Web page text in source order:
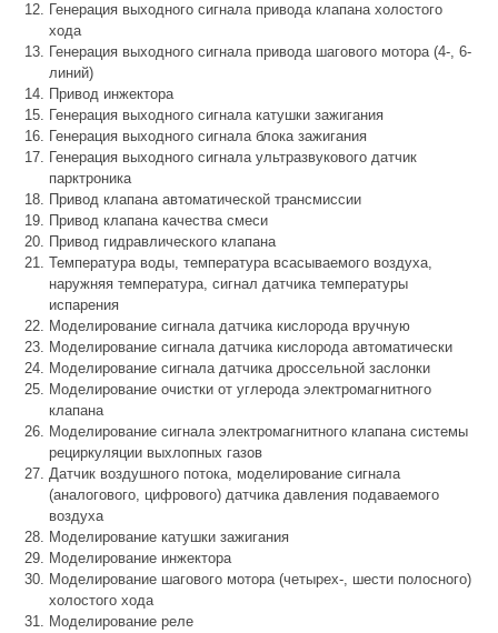
Генерация выходного сигнала привода клапана холостого
хода
Генерация выходного сигнала привода шагового мотора (4-, 6-
линий)
Привод инжектора
Генерация выходного сигнала катушки зажигания
Генерация выходного сигнала блока зажигания
Генерация выходного сигнала ультразвукового датчик
парктроника
Привод клапана автоматической трансмиссии
Привод клапана качества смеси
Привод гидравлического клапана
Температура воды, температура всасываемого воздуха,
наружняя температура, сигнал датчика температуры
испарения
Моделирование сигнала датчика кислорода вручную
Моделирование сигнала датчика кислорода автоматически
Моделирование сигнала датчика дроссельной заслонки
Моделирование очистки от углерода электромагнитного
клапана
Моделирование сигнала электромагнитного клапана системы
рециркуляции выхлопных газов
Датчик воздушного потока, моделирование сигнала
(аналогового, цифрового) датчика давления подаваемого
воздуха
Моделирование катушки зажигания
Моделирование инжектора
Моделирование шагового мотора (четырех-, шести полосного)
холостого хода
Моделирование реле